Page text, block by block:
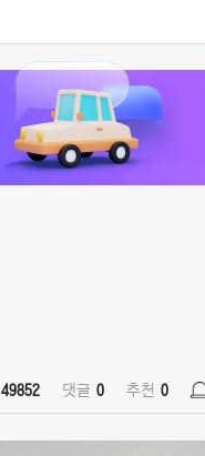
49852 댓글 0 추천 0